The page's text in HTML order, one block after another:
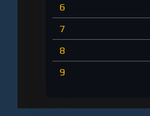
6
7
8
9